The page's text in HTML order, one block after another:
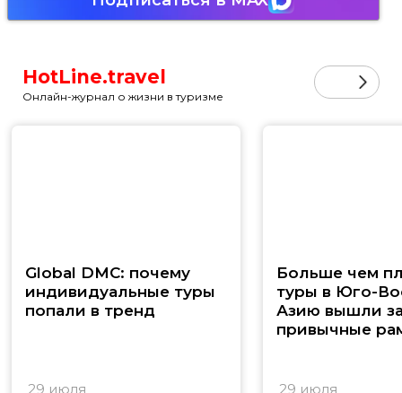
HotLine.travel
Онлайн-журнал о жизни в туризме
Global DMC: почему
индивидуальные туры
попали в тренд
29 июля
Больше чем
туры в Юго-
Азию вышли
привычные
29 июля